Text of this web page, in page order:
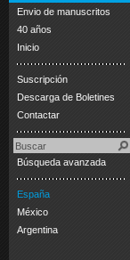
Envio de manuscritos
40 años
Inicio
Suscripción
Descarga de Boletines
Contactar
Búsqueda avanzada
España
México
Argentina